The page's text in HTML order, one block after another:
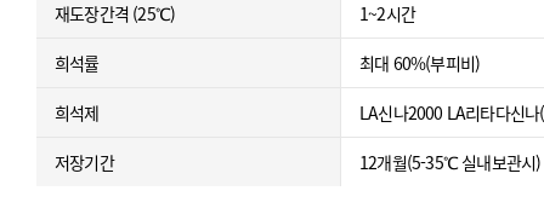
재도장간격 (25℃) 1~2시간
희석률 최대 60%(부피비)
희석제 LA신나2000 LA리타다신
저장기간 12개월(5-35℃ 실내보관시)